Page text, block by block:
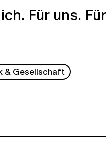
Für uns. Für
& Gesellschaft